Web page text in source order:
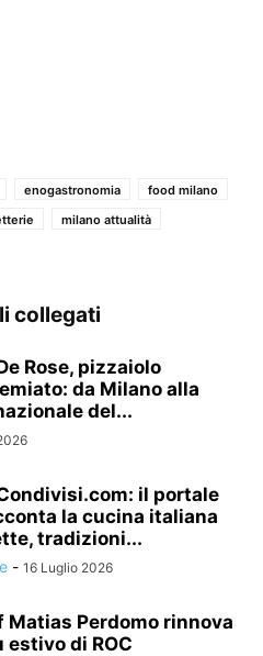
enogastronomia
food milano
milano attualità
collegati
Rose, pizzaiolo
da Milano alla
del...
il portale
la cucina italiana
tradizioni...
- 16 Luglio 2026
Matias Perdomo rinnova
estivo di ROC